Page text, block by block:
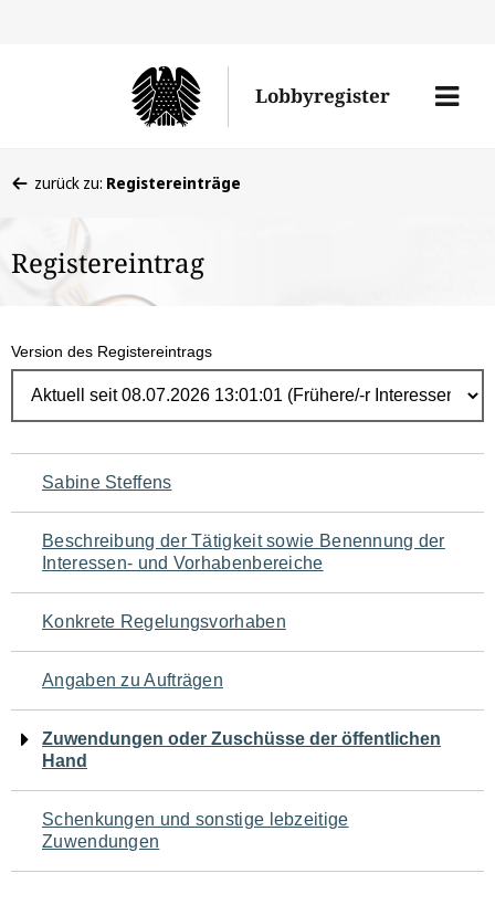
Lobbyregister
Menü
befinden
hier:
zurück zu: Registereinträge
Registereintrag
Version des Registereintrags
Navigation
für
den
Seiteninhalt
Sabine Steffens
Beschreibung der Tätigkeit sowie Benennung der
Interessen- und Vorhabenbereiche
Konkrete Regelungsvorhaben
Angaben zu Aufträgen
Zuwendungen oder Zuschüsse der öffentlichen
Hand
Schenkungen und sonstige lebzeitige
Zuwendungen